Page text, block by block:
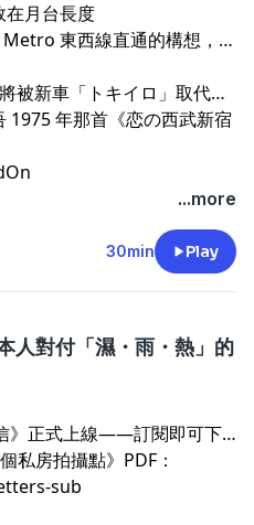
在月台長度
東西線直通的構想，回
被新車「トキイロ」取代的
1975 年那首《恋の西武新宿
...more
30min Play
人對付「濕・雨・熱」的
》正式上線——訂閱即可下
私房拍攝點》PDF：
sub